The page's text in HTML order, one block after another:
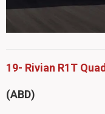
19- Rivian R1T Quad
(ABD)